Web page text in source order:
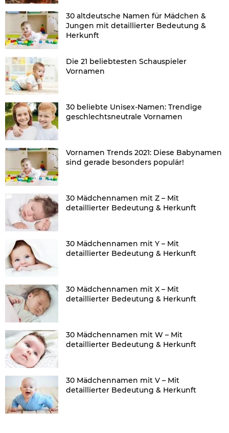
30 altdeutsche Namen für Mädchen &
Jungen mit detaillierter Bedeutung &
Herkunft
Die 21 beliebtesten Schauspieler
Vornamen
30 beliebte Unisex-Namen: Trendige
geschlechtsneutrale Vornamen
Vornamen Trends 2021: Diese Babynamen
sind gerade besonders populär!
30 Mädchennamen mit Z – Mit
detaillierter Bedeutung & Herkunft
30 Mädchennamen mit Y – Mit
detaillierter Bedeutung & Herkunft
30 Mädchennamen mit X – Mit
detaillierter Bedeutung & Herkunft
30 Mädchennamen mit W – Mit
detaillierter Bedeutung & Herkunft
30 Mädchennamen mit V – Mit
detaillierter Bedeutung & Herkunft